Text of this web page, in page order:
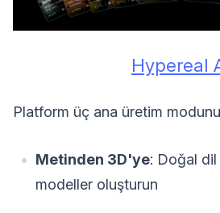
Hypereal
Platform üç ana üretim
Metinden 3D'ye: Doğal dil
modeller oluşturun